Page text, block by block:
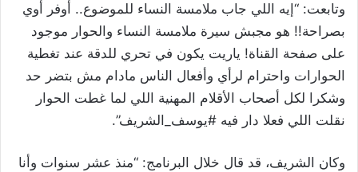
وتابعت: “إيه اللي جاب ملامسة النساء للموضوع.. أوفر أوي
بصراحة!! هو مجبش سيرة ملامسة النساء والحوار موجود
على صفحة القناة! ياريت يكون في تحري للدقة عند تغطية
الحوارات واحترام لرأي وأفعال الناس مادام مش بتضر حد
وشكرا لكل أصحاب الأقلام المهنية اللي لما غطت الحوار
نقلت اللي فعلا دار فيه #يوسف_الشريف”.
وكان الشريف، قد قال خلال البرنامج: “منذ عشر سنوات وأنا